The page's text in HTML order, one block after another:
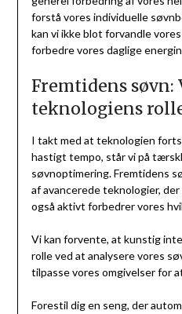
forstå vores individuelle
kan vi ikke blot forvandle
forbedre vores daglige
Fremtidens
teknologiens
I takt med at teknologien
hastigt tempo, står vi på
søvnoptimering. Fremtidens
af avancerede teknologier,
også aktivt forbedrer vores
Vi kan forvente, at kunstig
rolle ved at analysere vores
tilpasse vores omgivelser for
Forestil dig en seng, der